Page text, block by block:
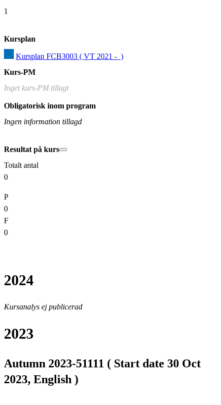
1
Kursplan
Kursplan FCB3003 ( VT 2021 -  )
Kurs-PM
Inget kurs-PM tillagt
Obligatorisk inom program
Ingen information tillagd
Resultat på kurs
Totalt antal
0
P
0
F
0
2024
Kursanalys ej publicerad
2023
Autumn 2023-51111 ( Start date 30 Oct
2023, English )